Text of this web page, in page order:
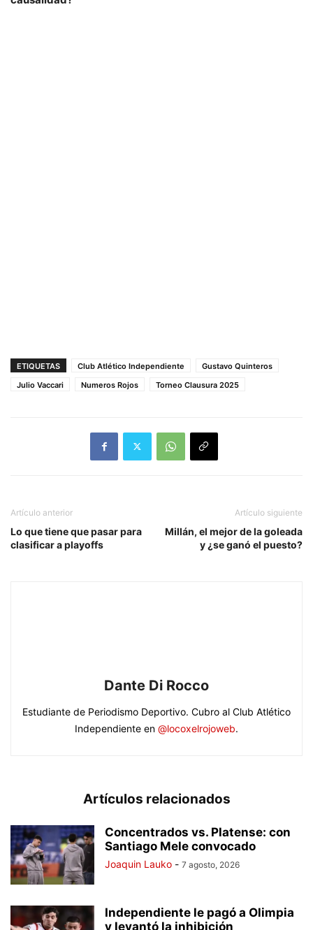
ETIQUETAS Club Atlético Independiente
Gustavo Quinteros
Julio Vaccari
Numeros Rojos Torneo Clausura 2025
Artículo anterior
Lo que tiene que pasar para
clasificar a playoffs
Artículo siguiente
Millán, el mejor de la goleada
y ¿se ganó el puesto?
Dante Di Rocco
Estudiante de Periodismo Deportivo. Cubro al Club Atlético
Independiente en @locoxelrojoweb.
Artículos relacionados
Concentrados vs. Platense: con
Santiago Mele convocado
Joaquin Lauko - 7 agosto, 2026
Independiente le pagó a Olimpia
y levantó la inhibición